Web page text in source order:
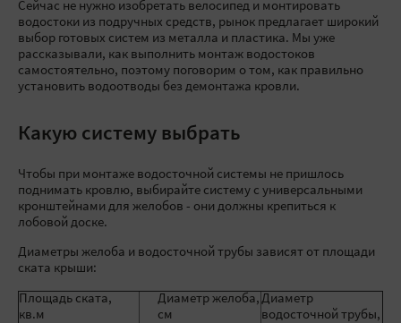
Сейчас не нужно изобретать велосипед и монтировать
водостоки из подручных средств, рынок предлагает широкий
выбор готовых систем из металла и пластика. Мы уже
рассказывали, как выполнить монтаж водостоков
самостоятельно, поэтому поговорим о том, как правильно
установить водоотводы без демонтажа кровли.
Какую систему выбрать
Чтобы при монтаже водосточной системы не пришлось
поднимать кровлю, выбирайте систему с универсальными
кронштейнами для желобов - они должны крепиться к
лобовой доске.
Диаметры желоба и водосточной трубы зависят от площади
ската крыши:
Площадь ската,
кв.м
Диаметр желоба,
см
Диаметр
водосточной трубы,